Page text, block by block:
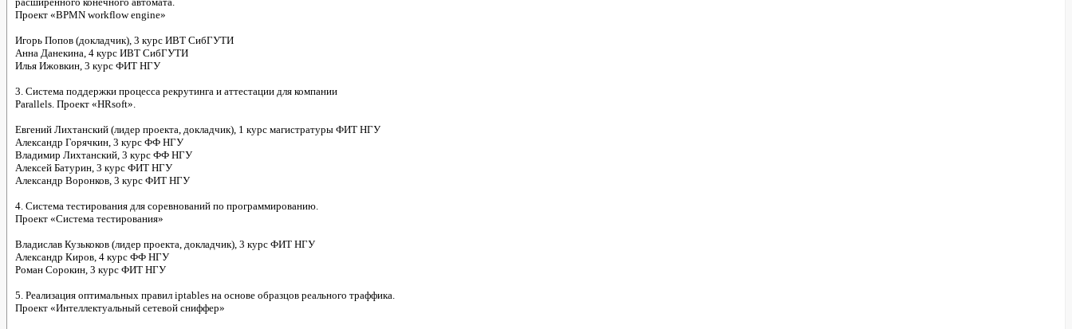
Проект «BPMN workflow engine»
Игорь Попов (докладчик), 3 курс ИВТ СибГУТИ
Анна Данекина, 4 курс ИВТ СибГУТИ
Илья Ижовкин, 3 курс ФИТ НГУ
3. Система поддержки процесса рекрутинга и аттестации для компании
Parallels. Проект «HRsoft».
Евгений Лихтанский (лидер проекта, докладчик), 1 курс магистратуры ФИТ НГУ
Александр Горячкин, 3 курс ФФ НГУ
Владимир Лихтанский, 3 курс ФФ НГУ
Алексей Батурин, 3 курс ФИТ НГУ
Александр Воронков, 3 курс ФИТ НГУ
4. Система тестирования для соревнований по программированию.
Проект «Система тестирования»
Владислав Кузькоков (лидер проекта, докладчик), 3 курс ФИТ НГУ
Александр Киров, 4 курс ФФ НГУ
Роман Сорокин, 3 курс ФИТ НГУ
5. Реализация оптимальных правил iptables на основе образцов реального траффика.
Проект «Интеллектуальный сетевой сниффер»